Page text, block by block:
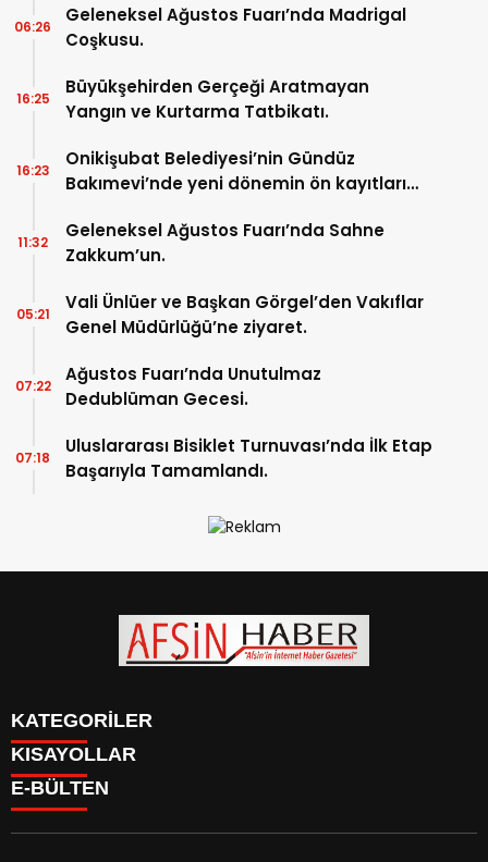
Geleneksel Ağustos Fuarı’nda Madrigal
Coşkusu.
06:26
Büyükşehirden Gerçeği Aratmayan
Yangın ve Kurtarma Tatbikatı.
16:25
Onikişubat Belediyesi’nin Gündüz
Bakımevi’nde yeni dönemin ön kayıtları
16:23
Geleneksel Ağustos Fuarı’nda Sahne
Zakkum’un.
11:32
Vali Ünlüer ve Başkan Görgel’den Vakıflar
Genel Müdürlüğü’ne ziyaret.
05:21
Ağustos Fuarı’nda Unutulmaz
Dedublüman Gecesi.
07:22
Uluslararası Bisiklet Turnuvası’nda İlk Etap
Başarıyla Tamamlandı.
07:18
KATEGORİLER
SİYASET
EĞİTİM
KISAYOLLAR
SİYASET
EĞİTİM
E-BÜLTEN